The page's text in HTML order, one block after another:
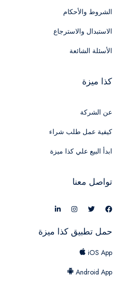
الشروط والأحكام
الاستبدال والاسترجاع
الأسئلة الشائعة
كذا ميزة
عن الشركة
كيفية عمل طلب شراء
ابدأ البيع علي كذا ميزة
تواصل معنا
حمل تطبيق كذا ميزة
iOS App
Android App